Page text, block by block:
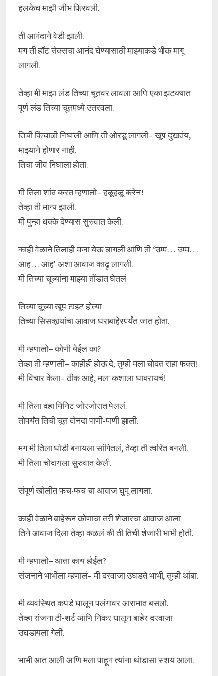
हलकेच माझी जीभ फिरवली.
ती आनंदाने वेडी झाली.
मग ती हॉट सेक्सचा आनंद घेण्यासाठी माझ्याकडे भीक मागू
लागली.
तेव्हा मी माझा लंड तिच्या चूतवर लावला आणि एका झटक्यात
पूर्ण लंड तिच्या चूतमध्ये उतरवला.
तिची किंचाळी निघाली आणि ती ओरडू लागली– खूप दुखतंय,
माझ्याने होणार नाही.
तिचा जीव निघाला होता.
मी तिला शांत करत म्हणालो– हळूहळू करेन!
तेव्हा ती मान्य झाली.
मी पुन्हा धक्के देण्यास सुरुवात केली.
काही वेळाने तिलाही मजा येऊ लागली आणि ती ‘उम्म… उम्म…
आह… आह’ अशा आवाज काढू लागली.
मी तिच्या चूच्यांना माझ्या तोंडात घेतलं.
तिच्या चूच्या खूप टाइट होत्या.
तिच्या सिसकार्‍यांचा आवाज घराबाहेरपर्यंत जात होता.
मी म्हणालो– कोणी येईल का?
तेव्हा ती म्हणाली– काहीही होऊ दे, तुम्ही मला चोदत राहा फक्त!
मी विचार केला– ठीक आहे, मला कशाला घाबरायचं!
मी तिला दहा मिनिटं जोरजोरात पेललं.
तोपर्यंत तिची चूत दोनदा पाणी-पाणी झाली.
मग मी तिला घोडी बनायला सांगितलं, तेव्हा ती त्वरित बनली.
मी तिला चोदायला सुरुवात केली.
संपूर्ण खोलीत फच-फच चा आवाज घुमू लागला.
काही वेळाने बाहेरून कोणाचा तरी शेजारचा आवाज आला.
तिने आवाज दिला तेव्हा कळलं की ती तिची शेजारी भाभी होती.
मी म्हणालो– आता काय होईल?
संजनाने भाभीला म्हणालं– मी दरवाजा उघडते भाभी, तुम्ही थांबा.
मी व्यवस्थित कपडे घालून पलंगावर आरामात बसलो.
तेव्हा संजना टी-शर्ट आणि निकर घालून बाहेर दरवाजा
उघडायला गेली.
भाभी आत आली आणि मला पाहून त्यांना थोडासा संशय आला.